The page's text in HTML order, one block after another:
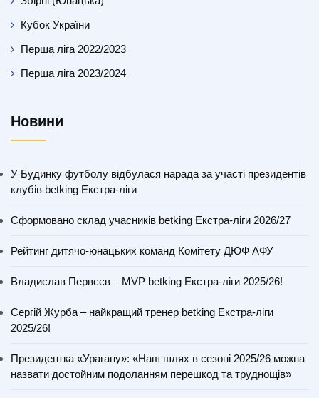
Кубок України
Перша ліга 2022/2023
Перша ліга 2023/2024
Новини
У Будинку футболу відбулася нарада за участі президентів
клубів betking Екстра-ліги
Сформовано склад учасників betking Екстра-ліги 2026/27
Рейтинг дитячо-юнацьких команд Комітету ДЮФ АФУ
Владислав Первєєв – MVP betking Екстра-ліги 2025/26!
Сергій Журба – найкращий тренер betking Екстра-ліги
2025/26!
Президентка «Урагану»: «Наш шлях в сезоні 2025/26 можна
назвати достойним подоланням перешкод та труднощів»